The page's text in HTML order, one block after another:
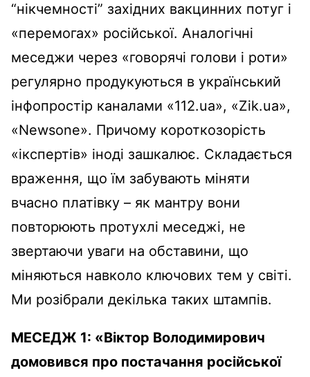
“нікчемності” західних вакцинних потуг і
«перемогах» російської. Аналогічні
меседжи через «говорячі голови і роти»
регулярно продукуються в український
інфопростір каналами «112.ua», «Zik.ua»,
«Newsone». Причому короткозорість
«ікспертів» іноді зашкалює. Складається
враження, що їм забувають міняти
вчасно платівку – як мантру вони
повторюють протухлі меседжі, не
звертаючи уваги на обставини, що
міняються навколо ключових тем у світі.
Ми розібрали декілька таких штампів.
МЕСЕДЖ 1: «Віктор Володимирович
домовився про постачання російської